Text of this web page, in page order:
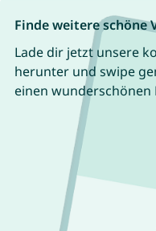
Finde weitere schöne
Lade dir jetzt unsere
herunter und swipe
einen wunderschönen